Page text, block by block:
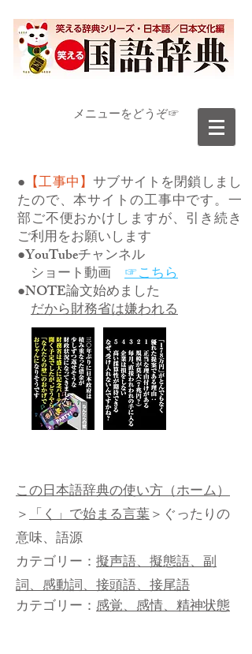
​メニューをどうぞ☞
● 【工事中】サブサイトを閉鎖しまし
たので、本サイトの工事中です。一
部ご不便おかけしますが、引き続き
ご利用をお願いします
●YouTubeチャンネル
ショート動画 ☞こちら
●NOTE論文始めました
だから財務省は嫌われる
この日本語辞典の使い方（ホーム）
＞「く」で始まる言葉＞ぐったりの
意味、語源
カテゴリー： 擬声語、擬態語、副
詞、感動詞、接頭語、接尾語
カテゴリー： 感覚、感情、精神状態